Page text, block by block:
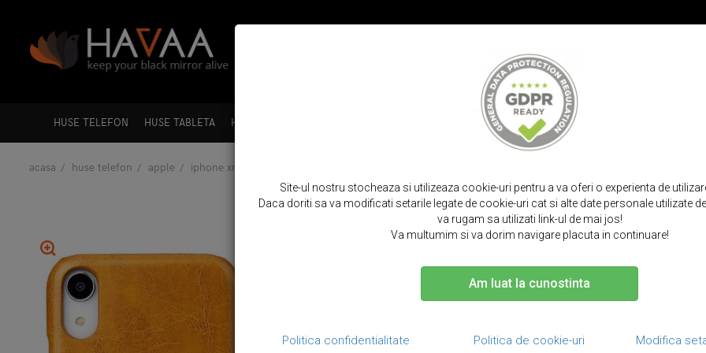
HUSE TELEFON HUSE TABLETA HUSE LAPTOP CURELE SMARTWATCH TOCURI SI SACULETI
acasa huse telefon apple iphone xr
Husa slim din
back
Site-ul nostru stocheaza si utilizeaza cookie-uri pentru a va oferi o experienta de
Daca doriti sa va modificati setarile legate de cookie-uri cat si alte date personale utilizate
va rugam sa utilizati link-ul de mai jos!
Va multumim si va dorim navigare placuta in continuare!
Am luat la cunostinta
Politica confidentialitate Politica de cookie-uri Modifica